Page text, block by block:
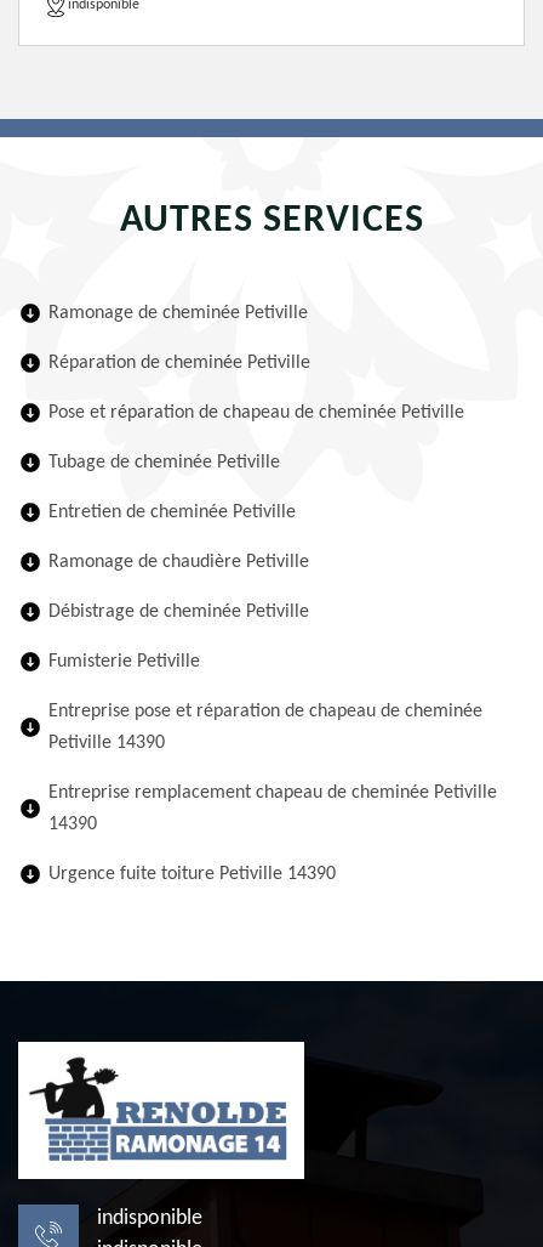
indisponible
AUTRES SERVICES
Ramonage de cheminée Petiville
Réparation de cheminée Petiville
Pose et réparation de chapeau de cheminée Petiville
Tubage de cheminée Petiville
Entretien de cheminée Petiville
Ramonage de chaudière Petiville
Débistrage de cheminée Petiville
Fumisterie Petiville
Entreprise pose et réparation de chapeau de cheminée
Petiville 14390
Entreprise remplacement chapeau de cheminée Petiville
14390
Urgence fuite toiture Petiville 14390
indisponible